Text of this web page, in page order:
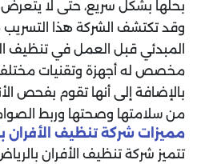
بحلها بشكل سريع، حتى لا
وقد تكتشف الشركة هذا
المبدئي قبل العمل في تنظيف
مخصص له أجهزة وتقنيات
بالإضافة إلى أنها تقوم بفحص
من سلامتها وصحتها وربط
مميزات شركة تنظيف الأفران
تتميز شركة تنظيف الأفران